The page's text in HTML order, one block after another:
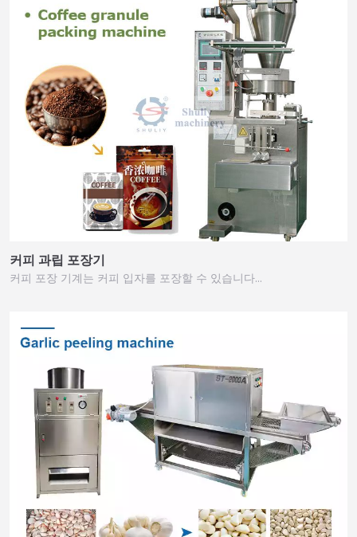
커피 과립 포장기
커피 포장 기계는 커피 입자를 포장할 수 있습니다…